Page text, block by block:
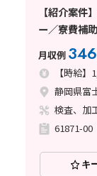
【紹介案件
ー／寮費補助
月収例
【時給】
静岡県富
検査、加
61871-00
キ